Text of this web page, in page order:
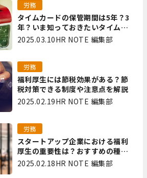
タイムカードの保管期間は5年？3
年？いま知っておきたいタイムカ
ード保管方法
労務
2025.03.10HR NOTE 編集部
福利厚生には節税効果がある？節
税対策できる制度や注意点を解説
労務
2025.02.19HR NOTE 編集部
スタートアップ企業における福利
厚生の重要性は？おすすめの種類
やメリット・デメリットを解説
労務
2025.02.18HR NOTE 編集部